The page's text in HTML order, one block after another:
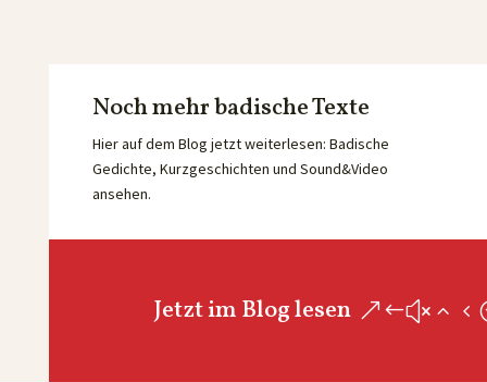
Noch mehr badische Texte
Hier auf dem Blog jetzt weiterlesen: Badische
Gedichte, Kurzgeschichten und Sound&Video
ansehen.
Jetzt im Blog lesen